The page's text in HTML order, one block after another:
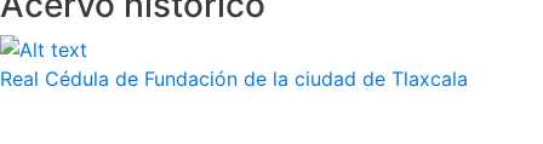
Real Cédula de Fundación de la ciudad de Tlaxcala